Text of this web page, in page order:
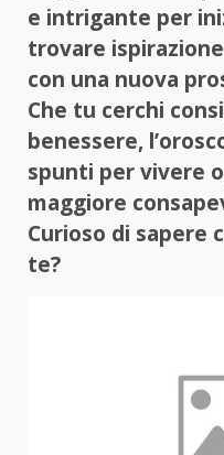
e intrigante per
trovare
con una nuova
Che tu cerchi
benessere,
spunti per vivere
maggiore
Curioso di sapere
te?